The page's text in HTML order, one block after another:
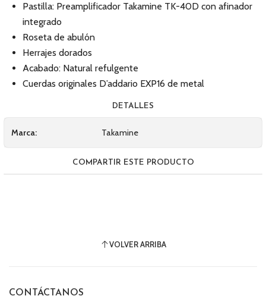
Pastilla: Preamplificador Takamine TK-40D con afinador
integrado
Roseta de abulón
Herrajes dorados
Acabado: Natural refulgente
Cuerdas originales D’addario EXP16 de metal
DETALLES
Marca: Takamine
COMPARTIR ESTE PRODUCTO
VOLVER ARRIBA
CONTÁCTANOS